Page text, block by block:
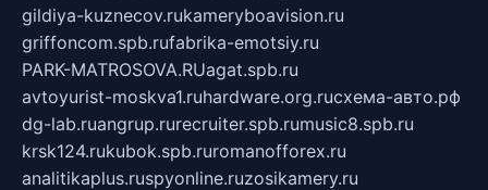
gildiya-kuznecov.rukameryboavision.ru
griffoncom.spb.rufabrika-emotsiy.ru
PARK-MATROSOVA.RUagat.spb.ru
avtoyurist-moskva1.ruhardware.org.ruсхема-авто.рф
dg-lab.ruangrup.rurecruiter.spb.rumusic8.spb.ru
krsk124.rukubok.spb.ruromanofforex.ru
analitikaplus.ruspyonline.ruzosikamery.ru